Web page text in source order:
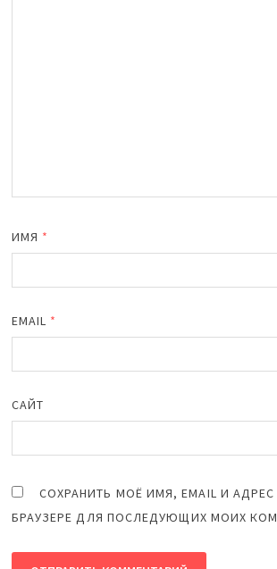
ИМЯ *
EMAIL *
САЙТ
СОХРАНИТЬ МОЁ ИМЯ, EMAIL И
БРАУЗЕРЕ ДЛЯ ПОСЛЕДУЮЩИХ МОИХ